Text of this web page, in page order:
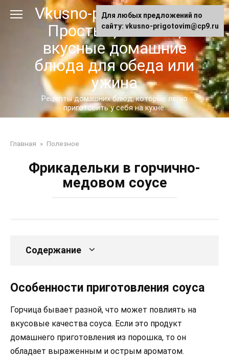
Vkusno-prigotovim.ru -
Простые, сытные,
вкусные домашние
блюда для обеда или
ужина
Рецепты домашних блюд, которые легко
приготовить у себя на кухне.
Главная » Полезное
Фрикадельки в горчично-
медовом соусе
Содержание
Особенности приготовления соуса
Горчица бывает разной, что может повлиять на
вкусовые качества соуса. Если это продукт
домашнего приготовления из порошка, то он
обладает выраженным и острым ароматом.
Для любых предложений по
сайту: vkusno-prigotovim@cp9.ru